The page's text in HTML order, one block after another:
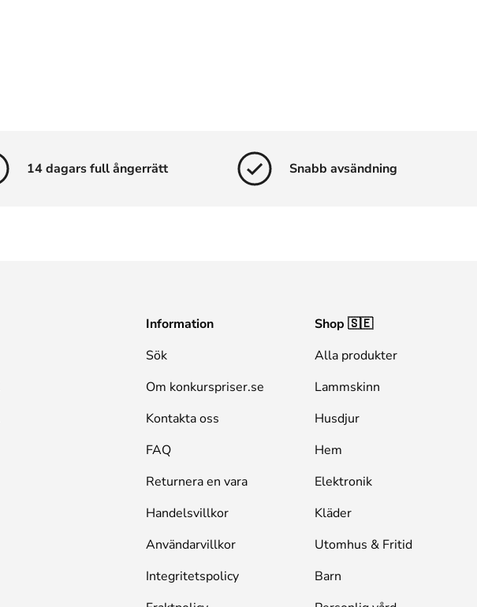
14 dagars full ångerrätt Snabb avsändning
Information
Sök
Om konkurspriser.se
Kontakta oss
FAQ
Returnera en vara
Handelsvillkor
Användarvillkor
Integritetspolicy
Shop 🇸🇪
Alla produkter
Lammskinn
Husdjur
Hem
Elektronik
Kläder
Utomhus & Fritid
Barn